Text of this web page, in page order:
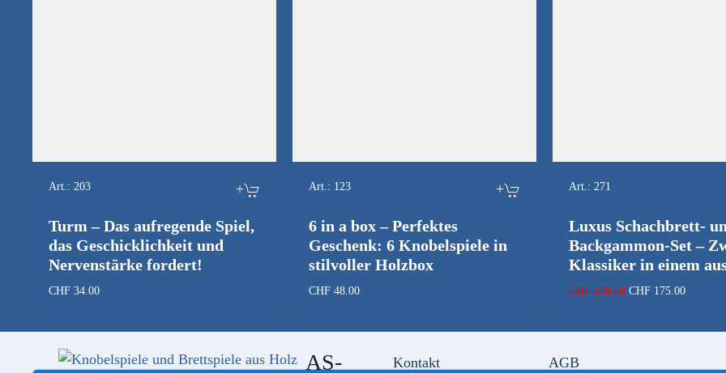
Art.: 203 +
Turm – Das aufregende Spiel,
das Geschicklichkeit und
Nervenstärke fordert!
CHF 34.00
Art.: 123 +
6 in a box – Perfektes
Geschenk: 6 Knobelspiele in
stilvoller Holzbox
CHF 48.00
Art.: 271
Luxus Schachbrett-
Backgammon-Set –
Klassiker in einem
CHF238.00 Ursprünglicher
CHF 175.00Aktueller
AS- Kontakt AGB